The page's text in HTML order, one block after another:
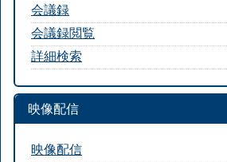
会議録
会議録閲覧
詳細検索
映像配信
映像配信